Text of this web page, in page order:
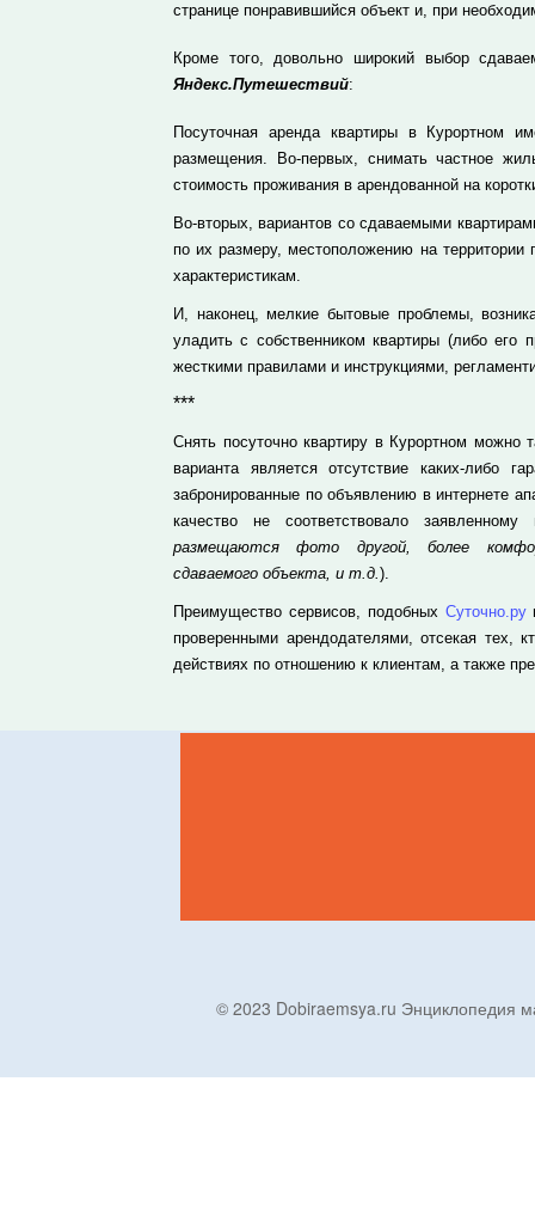
странице понравившийся объект и, при
Кроме того, довольно широкий выбор
Яндекс.Путешествий:
Посуточная аренда квартиры в Курортном
размещения. Во-первых, снимать частное
стоимость проживания в арендованной на
Во-вторых, вариантов со сдаваемыми
по их размеру, местоположению на
характеристикам.
И, наконец, мелкие бытовые проблемы,
уладить с собственником квартиры (либо его
жесткими правилами и инструкциями,
***
Снять посуточно квартиру в Курортном можно
варианта является отсутствие каких-либо
забронированные по объявлению в интернете
качество не соответствовало
размещаются фото другой, более
сдаваемого объекта, и т.д.).
Преимущество сервисов, подобных Суточно.ру
проверенными арендодателями, отсекая тех,
действиях по отношению к клиентам, а также
© 2023 Dobiraemsya.ru